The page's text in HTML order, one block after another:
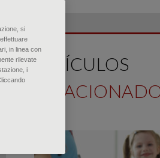
ARTÍCULOS
si
in linea con
rilevate
i